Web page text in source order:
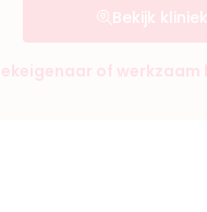
Bekijk
of